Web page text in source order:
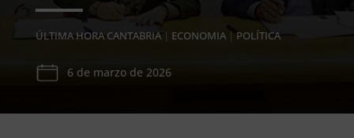
ÚLTIMA HORA CANTABRIA| ECONOMIA| POLÍTICA
6 de marzo de 2026